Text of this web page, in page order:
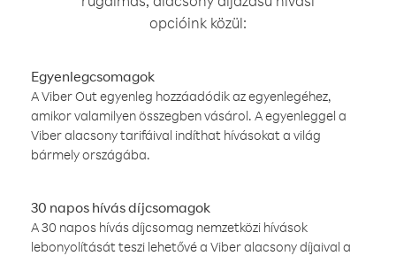
opcióink közül:
Egyenlegcsomagok
A Viber Out egyenleg hozzáadódik az egyenlegéhez,
amikor valamilyen összegben vásárol. A egyenleggel a
Viber alacsony tarifáival indíthat hívásokat a világ
bármely országába.
30 napos hívás díjcsomagok
A 30 napos hívás díjcsomag nemzetközi hívások
lebonyolítását teszi lehetővé a Viber alacsony díjaival a